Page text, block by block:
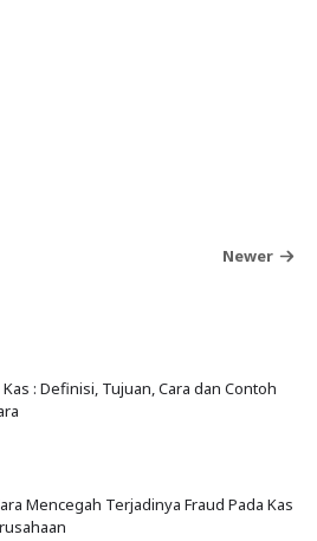
Newer
: Definisi, Tujuan, Cara dan Contoh
Mencegah Terjadinya Fraud Pada Kas